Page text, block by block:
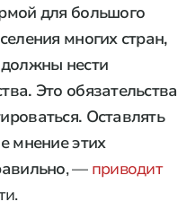
для большого
многих стран,
нести
Это обязательства
Оставлять
мнение этих
, — приводит